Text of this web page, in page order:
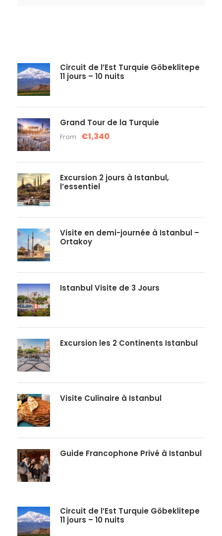
Circuit de l’Est Turquie Göbeklitepe
11 jours – 10 nuits
Grand Tour de la Turquie
From €1,340
Excursion 2 jours à Istanbul,
l’essentiel
Visite en demi-journée à Istanbul –
Ortakoy
Istanbul Visite de 3 Jours
Excursion les 2 Continents Istanbul
Visite Culinaire à Istanbul
Guide Francophone Privé à Istanbul
Circuit de l’Est Turquie Göbeklitepe
11 jours – 10 nuits